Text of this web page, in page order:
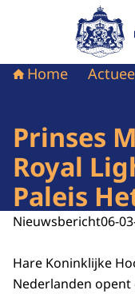
Naar de
Home
Prinses
Royal
Paleis
Nieuwsbericht06-
Hare Koninklijke
Nederlanden